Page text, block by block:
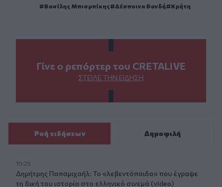
Βασίλης Μπισμπίκης Δέσποινα Βανδή Κρήτη
Γίνε ο ρεπόρτερ του CRETALIVE
ΣΤΕΊΛΕ ΤΗΝ ΕΊΔΗΣΗ
Ροή ειδήσεων Δημοφιλή
10:25
Δημήτρης Παπαμιχαήλ: Το «λεβεντόπαιδο» που έγραψε
τη δική του ιστορία στο ελληνικό σινεμά (video)